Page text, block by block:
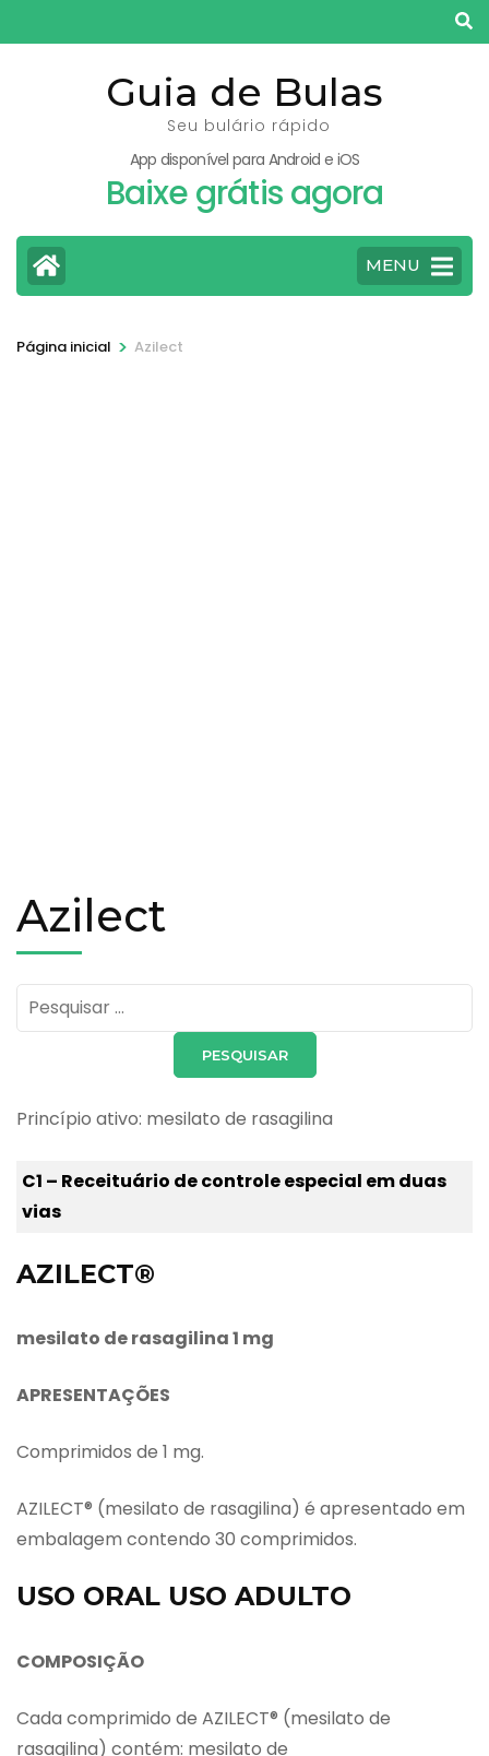
para
Guia de Bulas
Seu bulário rápido
App disponível para Android e iOS
Baixe grátis agora
MENU
Página inicial > Azilect
Azilect
Pesquisar
por:
Princípio ativo: mesilato de rasagilina
C1 – Receituário de controle especial em duas
vias
AZILECT®
mesilato de rasagilina 1 mg
APRESENTAÇÕES
Comprimidos de 1 mg.
AZILECT® (mesilato de rasagilina) é apresentado em
embalagem contendo 30 comprimidos.
USO ORAL USO ADULTO
COMPOSIÇÃO
Cada comprimido de AZILECT® (mesilato de
rasagilina) contém: mesilato de